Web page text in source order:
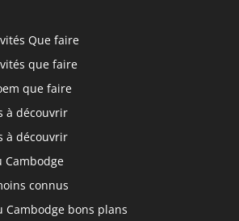
Que faire
que faire
que faire
à découvrir
à découvrir
Cambodge
connus
Cambodge bons plans